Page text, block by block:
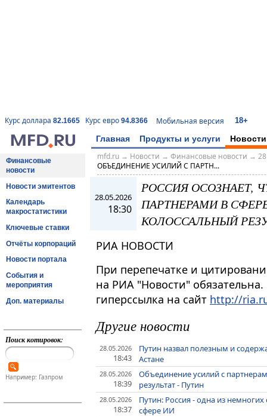
Курс доллара 82.1665 Курс евро 94.8366 Мобильная версия 18+
Главная Продукты и услуги Новости
Финансовые
новости
Новости эмитентов
Календарь
макростатистики
Ключевые ставки
Отчёты корпораций
Новости портала
События и
мероприятия
Доп. материалы
Поиск котировок:
Например: Газпром
mfd.ru→ Новости → Финансовые новости →
ОБЪЕДИНЕНИЕ УСИЛИЙ С ПАРТН...
28.05.2026
18:30
РОССИЯ ОСОЗНАЕТ,
ПАРТНЕРАМИ В
КОЛОССАЛЬНЫЙ
РИА НОВОСТИ
При перепечатке и
на РИА "Новости"
гиперссылка на сайт http://
Другие новости
28.05.2026
18:43
Путин назвал полезным и
Астане
28.05.2026
18:39
Объединение усилий с
результат - Путин
28.05.2026
18:37
Путин: Россия - одна из
сфере ИИ